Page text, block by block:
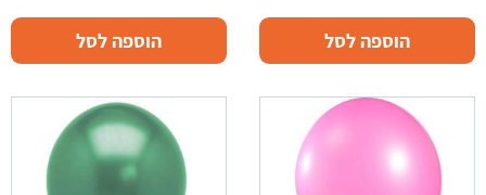
הוספה לסל הוספה לסל